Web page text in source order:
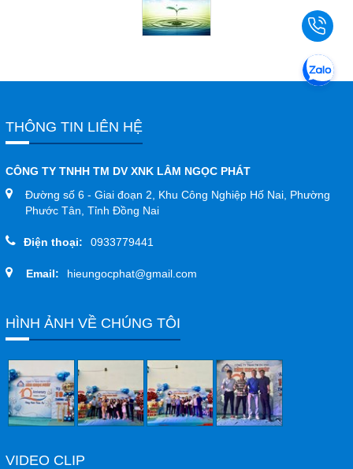
THÔNG TIN LIÊN HỆ
CÔNG TY TNHH TM DV XNK LÂM NGỌC PHÁT
Đường số 6 - Giai đoạn 2, Khu Công Nghiệp Hố Nai, Phường
Phước Tân, Tỉnh Đồng Nai
Điện thoại: 0933779441
Email: hieungocphat@gmail.com
HÌNH ẢNH VỀ CHÚNG TÔI
VIDEO CLIP